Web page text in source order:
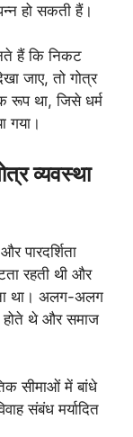
हो सकती हैं।
हैं कि निकट
जाए, तो गोत्र
रूप था, जिसे धर्म
गया।
व्यवस्था
पारदर्शिता
रहती थी और
था। अलग-अलग
होते थे और समाज
सीमाओं में बांधे
संबंध मर्यादित